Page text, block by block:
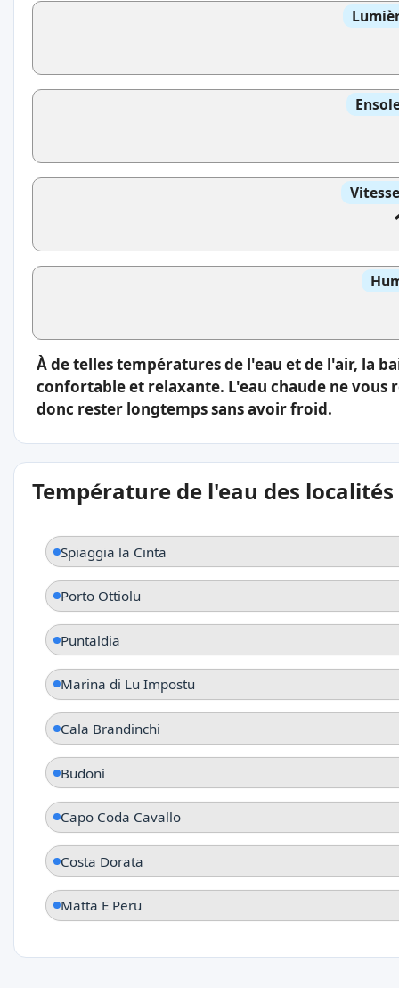
À de telles températures de l'eau et de l'air, la
confortable et relaxante. L'eau chaude ne vous
donc rester longtemps sans avoir froid.
Température de l'eau des
Spiaggia la Cinta
Porto Ottiolu
Puntaldia
Marina di Lu Impostu
Cala Brandinchi
Budoni
Capo Coda Cavallo
Costa Dorata
Matta E Peru